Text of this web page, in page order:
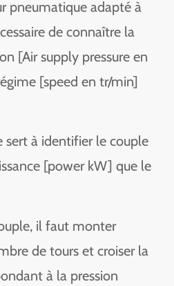
pneumatique adapté à
de connaître la
[Air supply pressure en
[speed en tr/min]
sert à identifier le couple
[power kW] que le
il faut monter
de tours et croiser la
à la pression